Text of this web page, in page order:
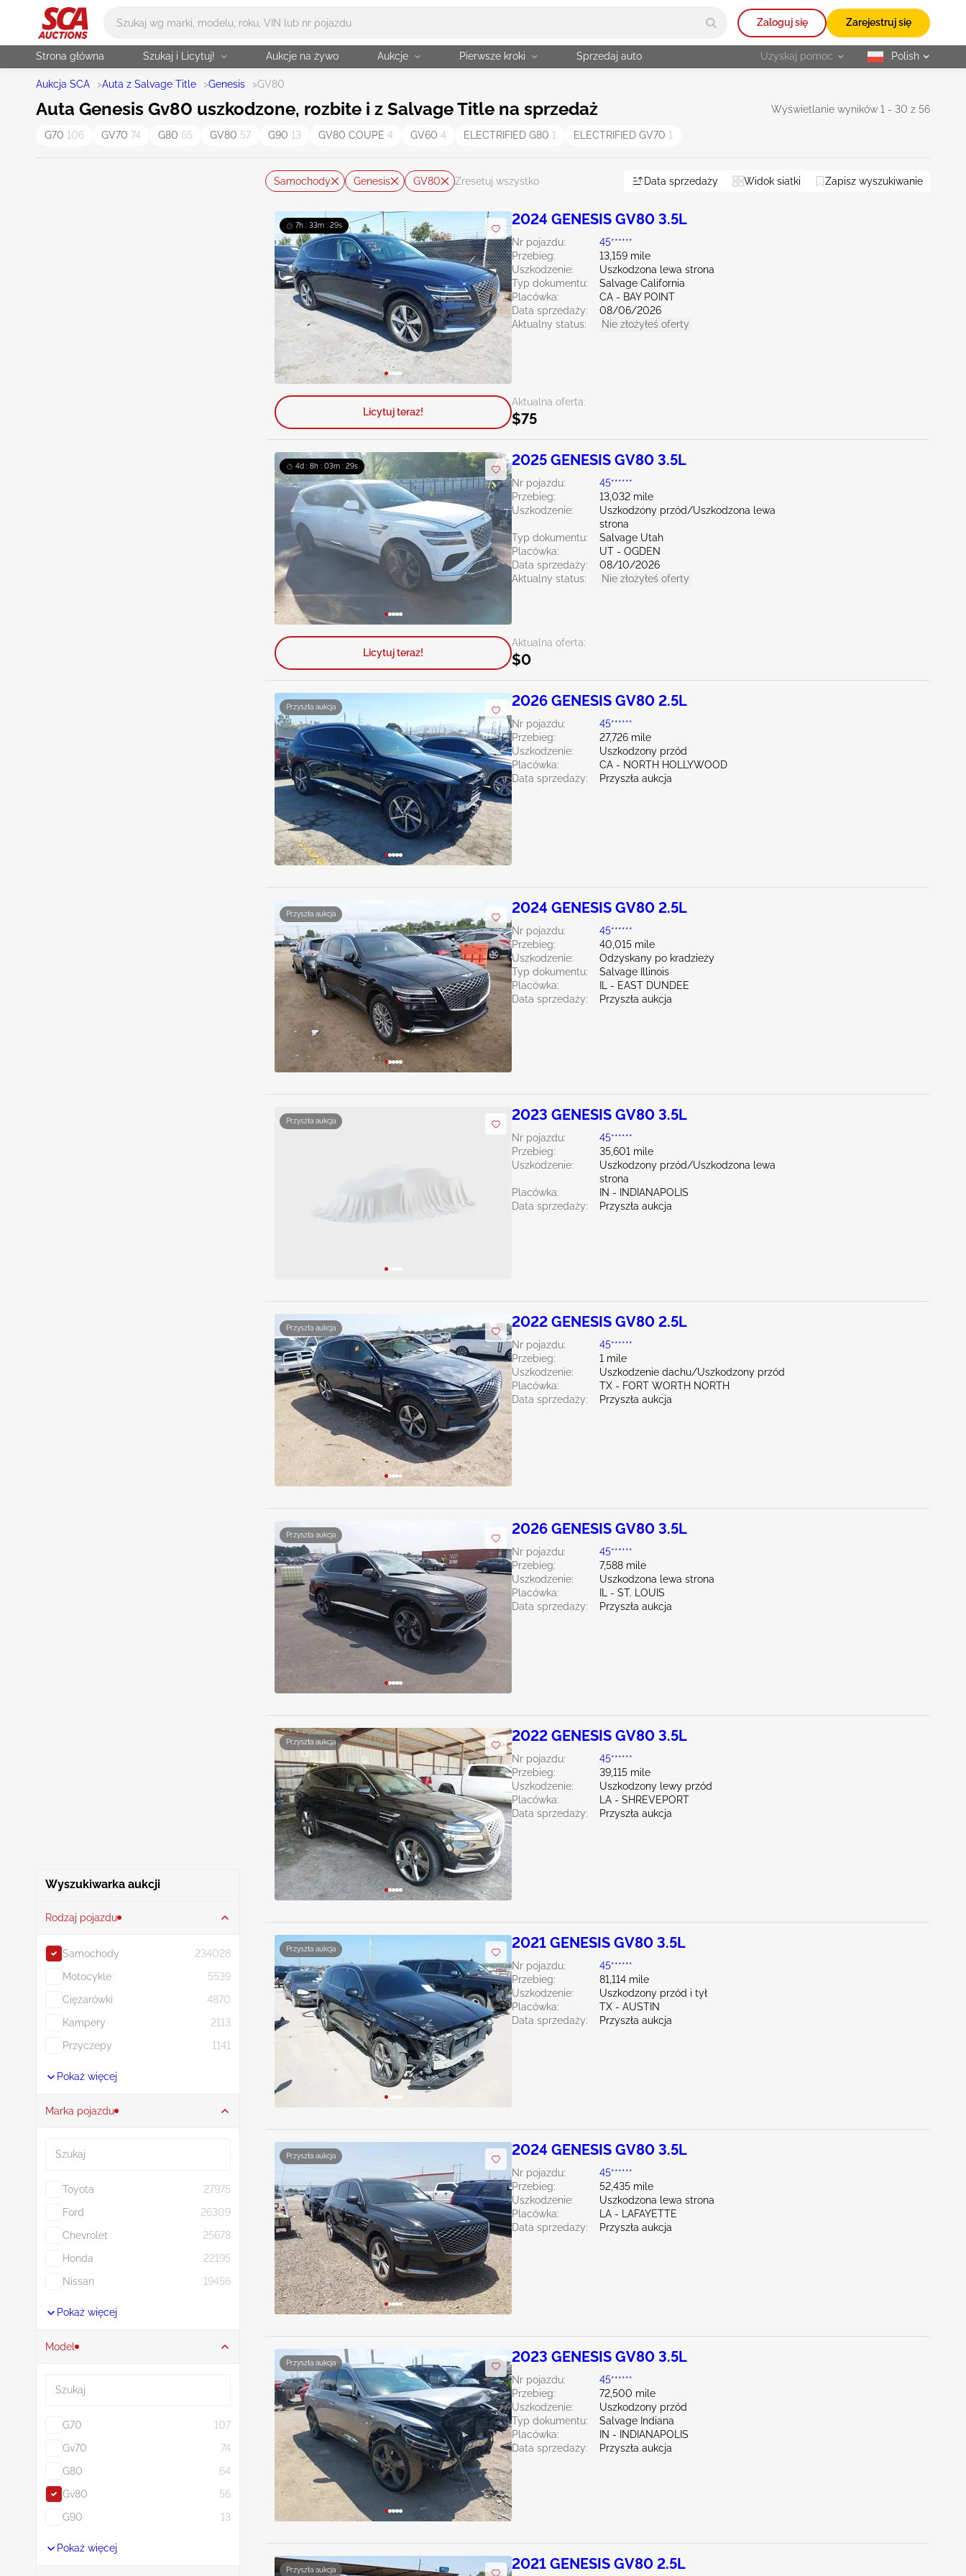
Zaloguj się Zarejestruj się
Strona główna Szukaj i Licytuj! Aukcje na żywo Aukcje Pierwsze kroki Sprzedaj auto Uzyskaj pomoc selected
Polish
Aukcja SCA >Auta z Salvage Title >Genesis >GV80
Auta Genesis Gv80 uszkodzone, rozbite i z Salvage Title na sprzedaż Wyświetlanie wyników 1 - 30 z 56
G70 106 GV70 74 G80 65 GV80 57 G90 13 GV80 COUPE 4 GV60 4 ELECTRIFIED G80 1 ELECTRIFIED GV70 1
Wyszukiwarka aukcji
Rodzaj pojazdu
Samochody
234028
Motocykle
5539
Ciężarówki
4870
Kampery
2113
Przyczepy
1141
Pokaż więcej
Marka pojazdu
Toyota
27975
Ford
26309
Chevrolet
25678
Honda
22195
Nissan
19456
Pokaż więcej
Model
G70
107
Gv70
74
G80
64
Gv80
56
G90
13
Pokaż więcej
Samochody Genesis GV80 Zresetuj wszystko Data sprzedaży Widok siatki Zapisz wyszukiwanie
7h : 33m : 28s 2024 GENESIS GV80 3.5L
Nr pojazdu:
45******
Przebieg:
13,159 mile
Uszkodzenie:
Uszkodzona lewa strona
Typ dokumentu:
Salvage California
Placówka:
CA - BAY POINT
Data sprzedaży:
08/06/2026
Aktualny status:
Nie złożyłeś oferty
Aktualna oferta:
$75
Licytuj teraz!
4d : 8h : 03m : 28s 2025 GENESIS GV80 3.5L
Nr pojazdu:
45******
Przebieg:
13,032 mile
Uszkodzenie:
Uszkodzony przód/Uszkodzona lewa
strona
Typ dokumentu:
Salvage Utah
Placówka:
UT - OGDEN
Data sprzedaży:
08/10/2026
Aktualny status:
Nie złożyłeś oferty
Aktualna oferta:
$0
Licytuj teraz!
Przyszła aukcja 2026 GENESIS GV80 2.5L
Nr pojazdu:
45******
Przebieg:
27,726 mile
Uszkodzenie:
Uszkodzony przód
Placówka:
CA - NORTH HOLLYWOOD
Data sprzedaży:
Przyszła aukcja
Przyszła aukcja 2024 GENESIS GV80 2.5L
Nr pojazdu:
45******
Przebieg:
40,015 mile
Uszkodzenie:
Odzyskany po kradzieży
Typ dokumentu:
Salvage Illinois
Placówka:
IL - EAST DUNDEE
Data sprzedaży:
Przyszła aukcja
Przyszła aukcja 2023 GENESIS GV80 3.5L
Nr pojazdu:
45******
Przebieg:
35,601 mile
Uszkodzenie:
Uszkodzony przód/Uszkodzona lewa
strona
Placówka:
IN - INDIANAPOLIS
Data sprzedaży:
Przyszła aukcja
Przyszła aukcja 2022 GENESIS GV80 2.5L
Nr pojazdu:
45******
Przebieg:
1 mile
Uszkodzenie:
Uszkodzenie dachu/Uszkodzony przód
Placówka:
TX - FORT WORTH NORTH
Data sprzedaży:
Przyszła aukcja
Przyszła aukcja 2026 GENESIS GV80 3.5L
Nr pojazdu:
45******
Przebieg:
7,588 mile
Uszkodzenie:
Uszkodzona lewa strona
Placówka:
IL - ST. LOUIS
Data sprzedaży:
Przyszła aukcja
Przyszła aukcja 2022 GENESIS GV80 3.5L
Nr pojazdu:
45******
Przebieg:
39,115 mile
Uszkodzenie:
Uszkodzony lewy przód
Placówka:
LA - SHREVEPORT
Data sprzedaży:
Przyszła aukcja
Przyszła aukcja 2021 GENESIS GV80 3.5L
Nr pojazdu:
45******
Przebieg:
81,114 mile
Uszkodzenie:
Uszkodzony przód i tył
Placówka:
TX - AUSTIN
Data sprzedaży:
Przyszła aukcja
Przyszła aukcja 2024 GENESIS GV80 3.5L
Nr pojazdu:
45******
Przebieg:
52,435 mile
Uszkodzenie:
Uszkodzona lewa strona
Placówka:
LA - LAFAYETTE
Data sprzedaży:
Przyszła aukcja
Przyszła aukcja 2023 GENESIS GV80 3.5L
Nr pojazdu:
45******
Przebieg:
72,500 mile
Uszkodzenie:
Uszkodzony przód
Typ dokumentu:
Salvage Indiana
Placówka:
IN - INDIANAPOLIS
Data sprzedaży:
Przyszła aukcja
Przyszła aukcja 2021 GENESIS GV80 2.5L